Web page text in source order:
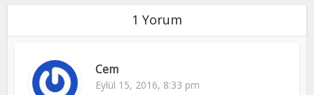
1 Yorum
Cem
Eylül 15, 2016, 8:33 pm